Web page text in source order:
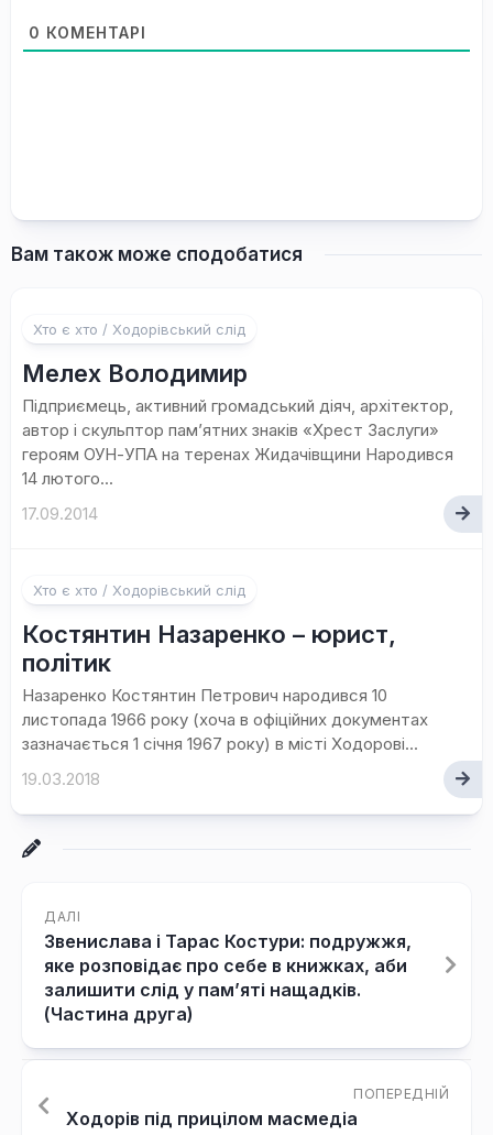
0 КОМЕНТАРІ
Вам також може сподобатися
Хто є хто / Ходорівський слід
Мелех Володимир
Підприємець, активний громадський діяч, архітектор,
автор і скульптор пам’ятних знаків «Хрест Заслуги»
героям ОУН-УПА на теренах Жидачівщини Народився
14 лютого...
17.09.2014
Хто є хто / Ходорівський слід
Костянтин Назаренко – юрист,
політик
Назаренко Костянтин Петрович народився 10
листопада 1966 року (хоча в офіційних документах
зазначається 1 січня 1967 року) в місті Ходорові...
19.03.2018
ДАЛІ
Звенислава і Тарас Костури: подружжя,
яке розповідає про себе в книжках, аби
залишити слід у пам’яті нащадків.
(Частина друга)
ПОПЕРЕДНІЙ
Ходорів під прицілом масмедіа